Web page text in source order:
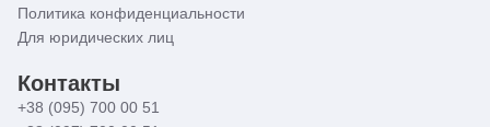
Политика конфиденциальности
Для юридических лиц
Контакты
+38 (095) 700 00 51